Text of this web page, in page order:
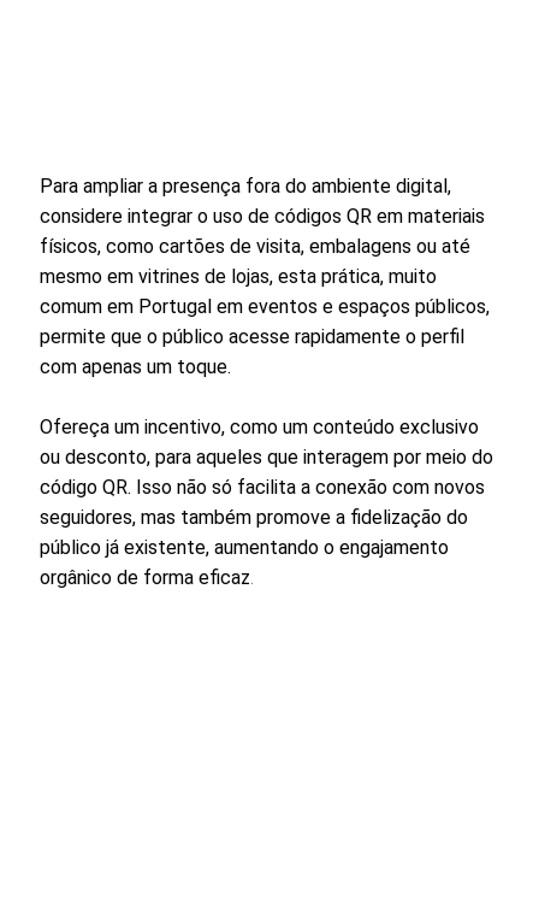
Para ampliar a presença fora do ambiente digital,
considere integrar o uso de códigos QR em materiais
físicos, como cartões de visita, embalagens ou até
mesmo em vitrines de lojas, esta prática, muito
comum em Portugal em eventos e espaços públicos,
permite que o público acesse rapidamente o perfil
com apenas um toque.
Ofereça um incentivo, como um conteúdo exclusivo
ou desconto, para aqueles que interagem por meio do
código QR. Isso não só facilita a conexão com novos
seguidores, mas também promove a fidelização do
público já existente, aumentando o engajamento
orgânico de forma eficaz.